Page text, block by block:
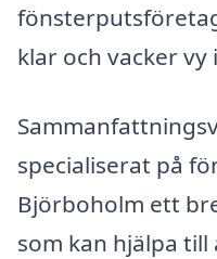
klar och vacker
specialiserat på
Björboholm ett
som kan hjälpa